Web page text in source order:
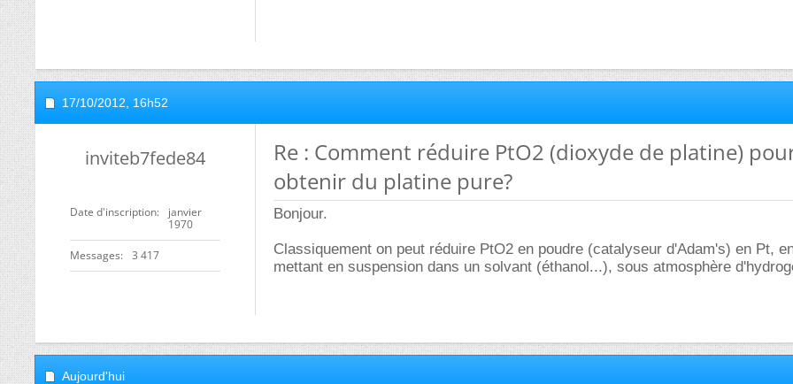
17/10/2012, 16h52
inviteb7fede84
Date d'inscription
janvier
1970
Messages 3 417
Re : Comment réduire PtO2 (dioxyde de platine)
obtenir du platine pure?
Bonjour.
Classiquement on peut réduire PtO2 en poudre (catalyseur d'Adam's) en Pt,
mettant en suspension dans un solvant (éthanol...), sous atmosphère
Aujourd'hui